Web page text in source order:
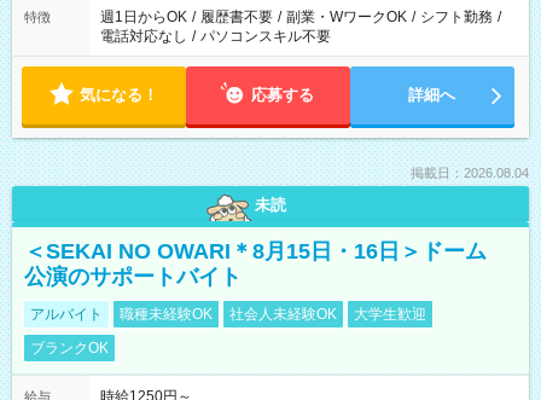
特徴 週1日からOK / 履歴書不要 / 副業・WワークOK / シフト勤務 /
電話対応なし / パソコンスキル不要
気になる！ 応募する 詳細へ
掲載日：2026.08.04
未読
＜SEKAI NO OWARI＊8月15日・16日＞ドーム
公演のサポートバイト
アルバイト 職種未経験OK 社会人未経験OK
大学生歓迎
ブランクOK
給与 時給1250円～